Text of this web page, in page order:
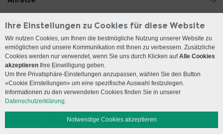
Über uns
Unsere Dienstleistungen
Ihr Aufenthalt
Social Media
Disclaimer Datenschutz Sitemap
Ihre Einstellungen zu Cookies für diese Website
Wir nutzen Cookies, um Ihnen die bestmögliche Nutzung unserer Website zu
ermöglichen und unsere Kommunikation mit Ihnen zu verbessern. Zusätzliche
Cookies werden nur verwendet, wenn Sie uns durch Klicken aufAlle Cookies
akzeptieren Ihre Einwilligung geben.
Um Ihre Privatsphäre-Einstellungen anzupassen, wählen Sie den Button
«Cookie Einstellungen» um eine spezifische Auswahl festzulegen.
Informationen zu den verwendeten Cookies finden Sie in unserer
Datenschutzerklärung.
Notwendige Cookies akzeptieren